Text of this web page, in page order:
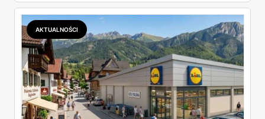
dermokosmetyki Vichy. Wszystkie ceny sprawdziłam w
ofertach, terminy też.
AKTUALNOŚCI